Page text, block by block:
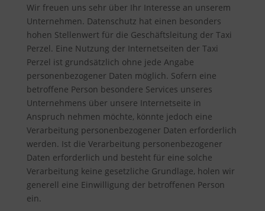
Wir freuen uns sehr über Ihr Interesse an unserem
Unternehmen. Datenschutz hat einen besonders
hohen Stellenwert für die Geschäftsleitung der Taxi
Perzel. Eine Nutzung der Internetseiten der Taxi
Perzel ist grundsätzlich ohne jede Angabe
personenbezogener Daten möglich. Sofern eine
betroffene Person besondere Services unseres
Unternehmens über unsere Internetseite in
Anspruch nehmen möchte, könnte jedoch eine
Verarbeitung personenbezogener Daten erforderlich
werden. Ist die Verarbeitung personenbezogener
Daten erforderlich und besteht für eine solche
Verarbeitung keine gesetzliche Grundlage, holen wir
generell eine Einwilligung der betroffenen Person
ein.